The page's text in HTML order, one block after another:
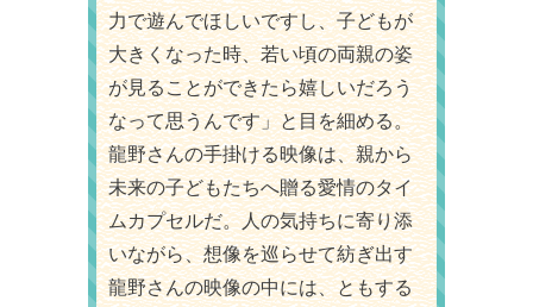
力で遊んでほしいですし、子どもが
大きくなった時、若い頃の両親の姿
が見ることができたら嬉しいだろう
なって思うんです」と目を細める。
龍野さんの手掛ける映像は、親から
未来の子どもたちへ贈る愛情のタイ
ムカプセルだ。人の気持ちに寄り添
いながら、想像を巡らせて紡ぎ出す
龍野さんの映像の中には、ともする